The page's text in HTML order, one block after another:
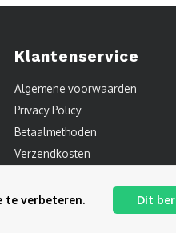
Klantenservice
Algemene voorwaarden
Privacy Policy
Betaalmethoden
Verzendkosten
Sitemap
te verbeteren. Dit